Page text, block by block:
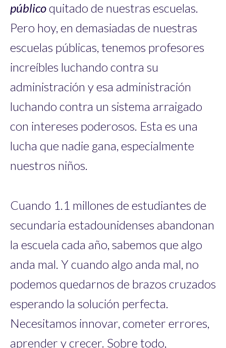
públicoquitado de nuestras escuelas.
Pero hoy, en demasiadas de nuestras
escuelas públicas, tenemos profesores
increíbles luchando contra su
administración y esa administración
luchando contra un sistema arraigado
con intereses poderosos. Esta es una
lucha que nadie gana, especialmente
nuestros niños.
Cuando 1.1 millones de estudiantes de
secundaria estadounidenses abandonan
la escuela cada año, sabemos que algo
anda mal. Y cuando algo anda mal, no
podemos quedarnos de brazos cruzados
esperando la solución perfecta.
Necesitamos innovar, cometer errores,
aprender y crecer. Sobre todo,